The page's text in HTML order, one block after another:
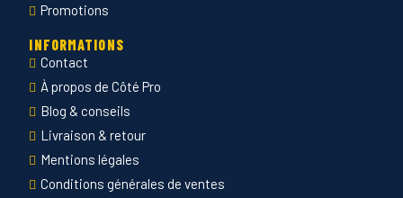
Promotions
INFORMATIONS
Contact
À propos de Côté Pro
Blog & conseils
Livraison & retour
Mentions légales
Conditions générales de ventes